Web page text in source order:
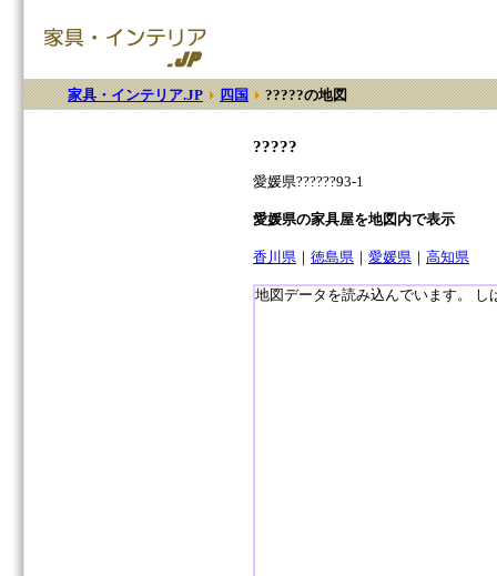
家具・インテリア.JP 四国 ?????の地図
?????
愛媛県??????93-1
愛媛県の家具屋を地図内で表示
香川県 徳島県 愛媛県 高知県
地図データを読み込んでいます。 し